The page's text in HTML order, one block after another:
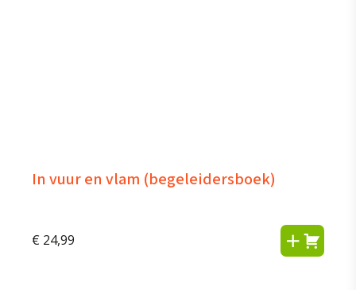
In vuur en vlam (begeleidersboek)
€ 24,99